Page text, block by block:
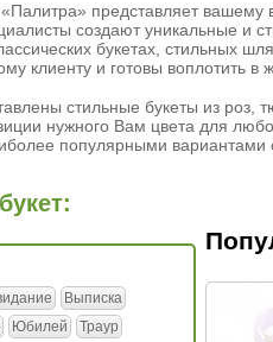
представляет
создают уникальные и
букетах, стильных
клиенту и готовы воплотить
стильные букеты из
нужного Вам цвета для
популярными
Выписка
Юбилей
Траур